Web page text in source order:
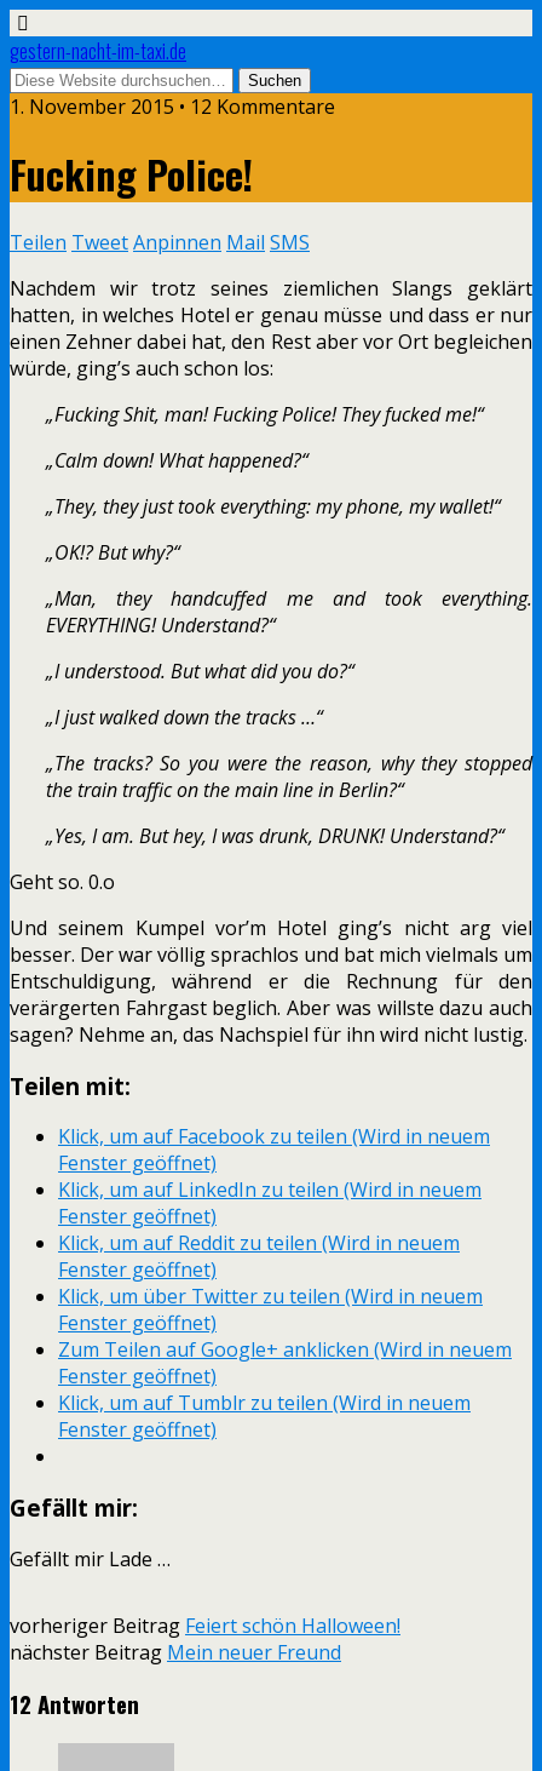
gestern-nacht-im-taxi.de
1. November 2015 • 12 Kommentare
Fucking Police!
Teilen TweetAnpinnen Mail SMS
Nachdem wir trotz seines ziemlichen Slangs geklärt
hatten, in welches Hotel er genau müsse und dass er nur
einen Zehner dabei hat, den Rest aber vor Ort begleichen
würde, ging’s auch schon los:
„Fucking Shit, man! Fucking Police! They fucked me!“
„Calm down! What happened?“
„They, they just took everything: my phone, my wallet!“
„OK!? But why?“
„Man, they handcuffed me and took everything.
EVERYTHING! Understand?“
„I understood. But what did you do?“
„I just walked down the tracks …“
„The tracks? So you were the reason, why they stopped
the train traffic on the main line in Berlin?“
„Yes, I am. But hey, I was drunk, DRUNK! Understand?“
Geht so. 0.o
Und seinem Kumpel vor’m Hotel ging’s nicht arg viel
besser. Der war völlig sprachlos und bat mich vielmals um
Entschuldigung, während er die Rechnung für den
verärgerten Fahrgast beglich. Aber was willste dazu auch
sagen? Nehme an, das Nachspiel für ihn wird nicht lustig.
Teilen mit:
Klick, um auf Facebook zu teilen (Wird in neuem
Fenster geöffnet)
Klick, um auf LinkedIn zu teilen (Wird in neuem
Fenster geöffnet)
Klick, um auf Reddit zu teilen (Wird in neuem
Fenster geöffnet)
Klick, um über Twitter zu teilen (Wird in neuem
Fenster geöffnet)
Zum Teilen auf Google+ anklicken (Wird in neuem
Fenster geöffnet)
Klick, um auf Tumblr zu teilen (Wird in neuem
Fenster geöffnet)
Gefällt mir:
Gefällt mir Lade …
vorheriger Beitrag Feiert schön Halloween!
nächster Beitrag Mein neuer Freund
12 Antworten